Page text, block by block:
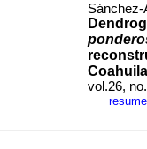
Sánchez-
Coahuila
vol.26,
·